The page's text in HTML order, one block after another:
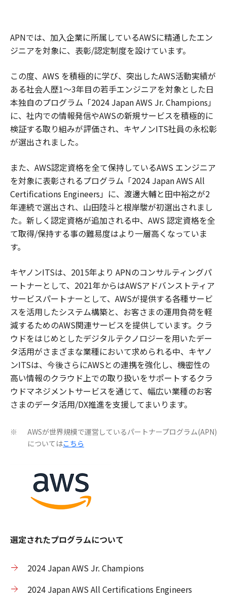
APNでは、加入企業に所属しているAWSに精通したエン
ジニアを対象に、表彰/認定制度を設けています。
この度、AWS を積極的に学び、突出したAWS活動実績が
ある社会人歴1～3年目の若手エンジニアを対象とした日
本独自のプログラム「2024 Japan AWS Jr. Champions」
に、社内での情報発信やAWSの新規サービスを積極的に
検証する取り組みが評価され、キヤノンITS社員の永松彰
が選出されました。
また、AWS認定資格を全て保持しているAWS エンジニア
を対象に表彰されるプログラム「2024 Japan AWS All
Certifications Engineers」に、渡邊大輔と田中裕之が2
年連続で選出され、山田陸斗と根岸駿が初選出されまし
た。新しく認定資格が追加される中、AWS 認定資格を全
て取得/保持する事の難易度はより一層高くなっていま
す。
キヤノンITSは、2015年より APNのコンサルティングパ
ートナーとして、2021年からはAWSアドバンストティア
サービスパートナーとして、AWSが提供する各種サービ
スを活用したシステム構築と、お客さまの運用負荷を軽
減するためのAWS関連サービスを提供しています。クラ
ウドをはじめとしたデジタルテクノロジーを用いたデー
タ活用がさまざまな業種において求められる中、キヤノ
ンITSは、今後さらにAWSとの連携を強化し、機密性の
高い情報のクラウド上での取り扱いをサポートするクラ
ウドマネジメントサービスを通じて、幅広い業種のお客
さまのデータ活用/DX推進を支援してまいります。
※
AWSが世界規模で運営しているパートナープログラム(APN)
についてはこちら
選定されたプログラムについて
2024 Japan AWS Jr. Champions
2024 Japan AWS All Certifications Engineers